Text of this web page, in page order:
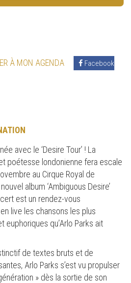
À MON AGENDA Facebook
avec le ‘Desire Tour’ ! La
poétesse londonienne fera escale
au Cirque Royal de
album ‘Ambiguous Desire’
est un rendez-vous
live les chansons les plus
euphoriques qu’Arlo Parks ait
de textes bruts et de
Arlo Parks s’est vu propulser
» dès la sortie de son